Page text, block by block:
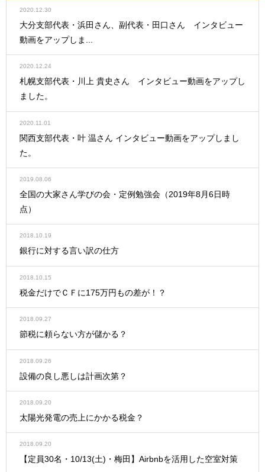
2020.12.30
大分支部代表・浜田さん、副代表・田口さん インタビュー
動画をアップしま...
2020.12.24
札幌支部代表・川上 貴史さん インタビュー動画をアップし
ました。
2020.11.01
関西支部代表・叶 温さん インタビュー動画をアップしまし
た。
2019.08.06
全国の大家さん学びの会・定例勉強会（2019年8月6日時
点）
2018.10.19
銀行に対する言い訳の仕方
2018.10.15
税金だけでＣＦに175万円もの差が！？
2018.09.27
節税に頼らない方が儲かる？
2018.09.26
設備の良し悪しは計画次第？
2018.09.20
太陽光発電の売上にかかる税金？
2018.09.20
【定員30名・10/13(土)・梅田】Airbnbを活用した空室対策